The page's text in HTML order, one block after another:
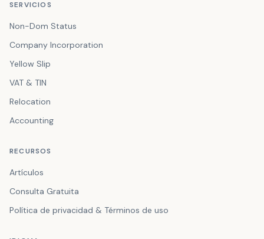
SERVICIOS
Non-Dom Status
Company Incorporation
Yellow Slip
VAT & TIN
Relocation
Accounting
RECURSOS
Artículos
Consulta Gratuita
Política de privacidad & Términos de uso